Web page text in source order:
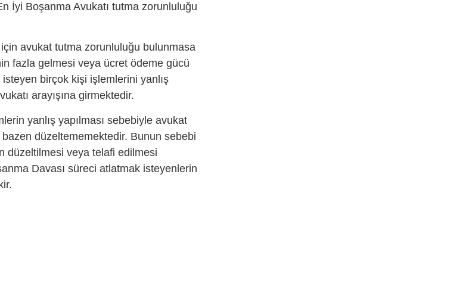
İyi Boşanma Avukatı tutma zorunluluğu
avukat tutma zorunluluğu bulunmasa
fazla gelmesi veya ücret ödeme gücü
birçok kişi işlemlerini yanlış
arayışına girmektedir.
yanlış yapılması sebebiyle avukat
düzeltememektedir. Bunun sebebi
düzeltilmesi veya telafi edilmesi
Davası süreci atlatmak isteyenlerin